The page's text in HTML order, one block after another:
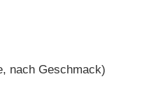
nach Geschmack)